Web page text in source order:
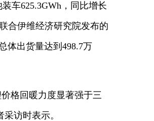
车625.3GWh，同比增长
合伊维经济研究院发布的
体出货量达到498.7万
格回暖力度显著强于三
访时表示。